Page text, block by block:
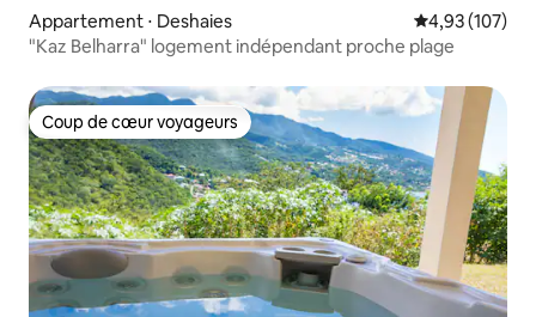
Appartement ⋅ Deshaies Évaluation
4,93 (107)
"Kaz Belharra" logement indépendant proche plage
Coup de cœur voyageurs
Coup de cœur voyageurs